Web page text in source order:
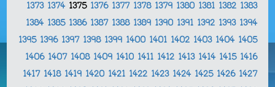
1373 1374 1375 1376 1377 1378 1379 1380 1381 1382 1383
1384 1385 1386 1387 1388 1389 1390 1391 1392 1393 1394
1395 1396 1397 1398 1399 1400 1401 1402 1403 1404 1405
1406 1407 1408 1409 1410 1411 1412 1413 1414 1415 1416
1417 1418 1419 1420 1421 1422 1423 1424 1425 1426 1427